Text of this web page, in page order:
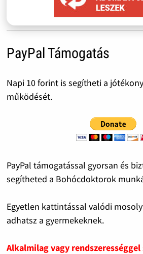
PayPal Támogatás
Napi 10 forint is segítheti a
működését.
PayPal támogatással gyorsan és
segítheted a Bohócdoktorok
Egyetlen kattintással valódi
adhatsz a gyermekeknek.
Alkalmilag vagy